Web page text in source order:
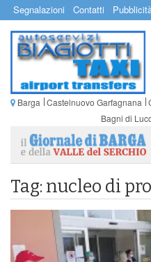
Segnalazioni Contatti
Barga Castelnuovo Garfagnana
Bagni di
Tag: nucleo di